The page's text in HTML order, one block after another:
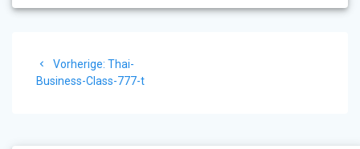
Vorherige: Vorheriger
Beitrag:
Thai-
Business-Class-777-t